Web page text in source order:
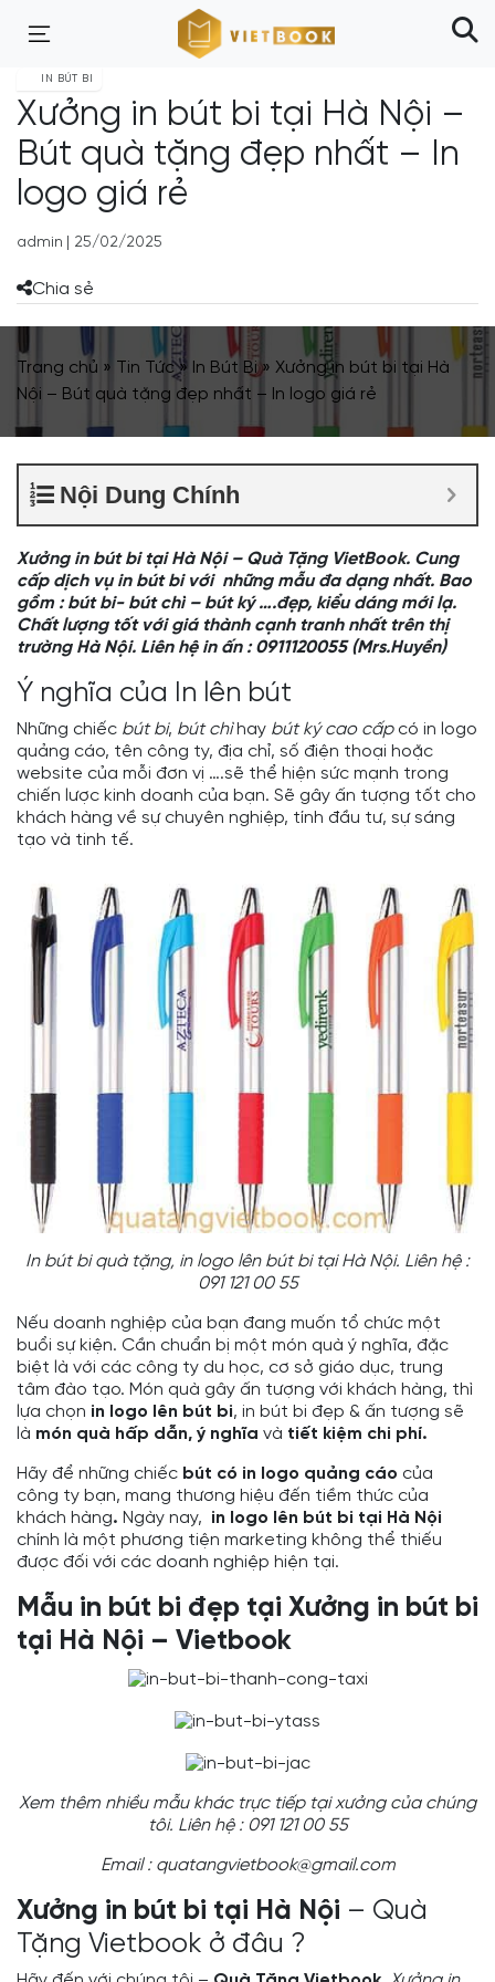
IN BÚT BI
Xưởng in bút bi tại Hà Nội –
Bút quà tặng đẹp nhất – In
logo giá rẻ
admin 25/02/2025
Chia sẻ
Trang chủ » Tin Tức» In Bút Bi» Xưởng in bút bi tại Hà
Nội – Bút quà tặng đẹp nhất – In logo giá rẻ
Nội Dung Chính
Xưởng in bút bi tại Hà Nội – Quà Tặng VietBook. Cung
cấp dịch vụ in bút bi với những mẫu đa dạng nhất. Bao
gồm : bút bi- bút chì – bút ký ….đẹp, kiểu dáng mới lạ.
Chất lượng tốt với giá thành cạnh tranh nhất trên thị
trường Hà Nội. Liên hệ in ấn : 0911120055 (Mrs.Huyền)
Ý nghĩa của In lên bút
Những chiếc bút bi, bút chìhay bút ký cao cấpcó in logo
quảng cáo, tên công ty, địa chỉ, số điện thoại hoặc
website của mỗi đơn vị ….sẽ thể hiện sức mạnh trong
chiến lược kinh doanh của bạn. Sẽ gây ấn tượng tốt cho
khách hàng về sự chuyên nghiệp, tính đầu tư, sự sáng
tạo và tinh tế.
In bút bi quà tặng, in logo lên bút bi tại Hà Nội. Liên hệ :
091 121 00 55
Nếu doanh nghiệp của bạn đang muốn tổ chức một
buổi sự kiện. Cần chuẩn bị một món quà ý nghĩa, đặc
biệt là với các công ty du học, cơ sở giáo dục, trung
tâm đào tạo. Món quà gây ấn tượng với khách hàng, thì
lựa chọn in logo lên bút bi, in bút bi đẹp & ấn tượng sẽ
là món quà hấp dẫn, ý nghĩa và tiết kiệm chi phí.
Hãy để những chiếc bút có in logo quảng cáo của
công ty bạn, mang thương hiệu đến tiềm thức của
khách hàng. Ngày nay, in logo lên bút bi tại Hà Nội
chính là một phương tiện marketing không thể thiếu
được đối với các doanh nghiệp hiện tại.
Mẫu in bút bi đẹp tại Xưởng in bút bi
tại Hà Nội – Vietbook
Xem thêm nhiều mẫu khác trực tiếp tại xưởng của chúng
tôi. Liên hệ : 091 121 00 55
Email : quatangvietbook@gmail.com
Xưởng in bút bi tại Hà Nội – Quà
Tặng Vietbook ở đâu ?